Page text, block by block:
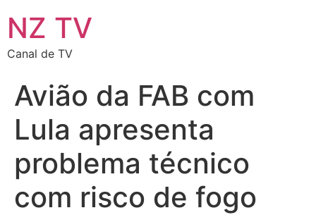
NZ TV
Canal de TV
Avião da FAB com
Lula apresenta
problema técnico
com risco de fogo